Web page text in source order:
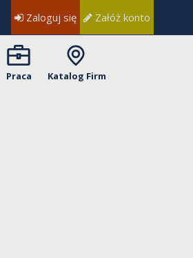
Zaloguj się Załóż konto
Praca Katalog Firm